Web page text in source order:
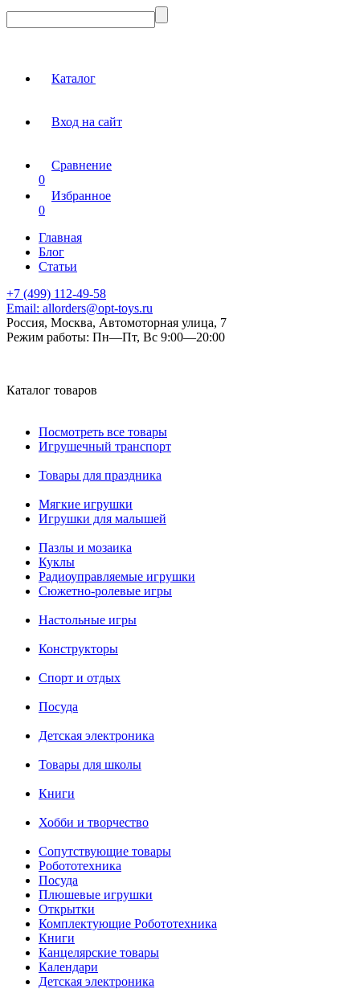
Каталог
Вход на сайт
Сравнение
0
Избранное
0
Главная
Блог
Статьи
+7 (499) 112-49-58
Email: allorders@opt-toys.ru
Россия, Москва, Автомоторная улица, 7
Режим работы: Пн—Пт, Вс 9:00—20:00
Каталог товаров
Посмотреть все товары
Игрушечный транспорт
Товары для праздника
Мягкие игрушки
Игрушки для малышей
Пазлы и мозаика
Куклы
Радиоуправляемые игрушки
Сюжетно-ролевые игры
Настольные игры
Конструкторы
Спорт и отдых
Посуда
Детская электроника
Товары для школы
Книги
Хобби и творчество
Сопутствующие товары
Робототехника
Посуда
Плюшевые игрушки
Открытки
Комплектующие Робототехника
Книги
Канцелярские товары
Календари
Детская электроника